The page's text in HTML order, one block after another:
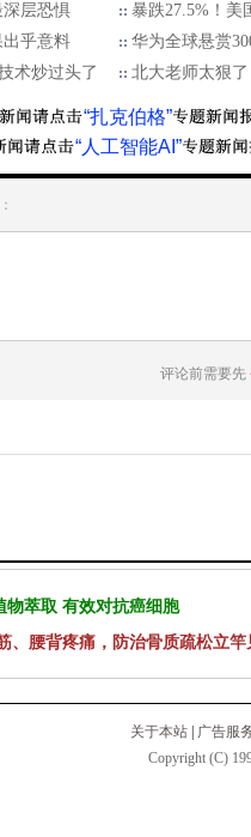
层恐惧
暴跌27.5%！美
乎意料
华为全球悬赏
术炒过头了
北大老师太狠
“扎克伯格”
“人工智能AI”
评论前需要先
物萃取 有效对抗癌细胞
、腰背疼痛，防治骨质疏松立竿
关于本站
广告服
Copyright (C)